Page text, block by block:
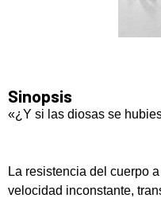
Sinopsis
«¿Y si las diosas se
La resistencia del cuerpo
velocidad inconstante,